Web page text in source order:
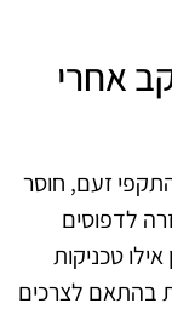
אחרי
זעם, חוסר
לדפוסים
טכניקות
בהתאם לצרכים